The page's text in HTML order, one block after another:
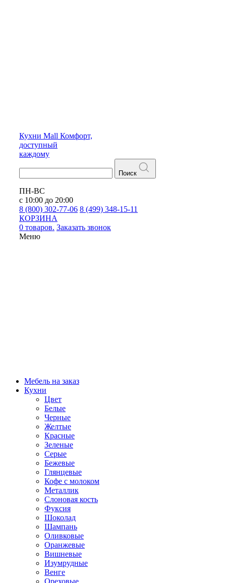
Кухни Mall Комфорт,
доступный
каждому
Поиск
ПН-ВС
с 10:00 до 20:00
8 (800) 302-77-06 8 (499) 348-15-11
КОРЗИНА
0 товаров. Заказать звонок
Меню
Мебель на заказ
Кухни
Цвет
Белые
Черные
Желтые
Красные
Зеленые
Серые
Бежевые
Глянцевые
Кофе с молоком
Металлик
Слоновая кость
Фуксия
Шоколад
Шампань
Оливковые
Оранжевые
Вишневые
Изумрудные
Венге
Ореховые